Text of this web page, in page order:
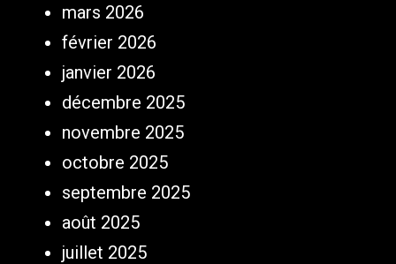
mars 2026
février 2026
janvier 2026
décembre 2025
novembre 2025
octobre 2025
septembre 2025
août 2025
juillet 2025